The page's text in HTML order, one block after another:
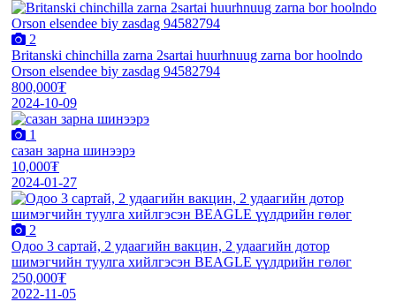
2
Britanski chinchilla zarna 2sartai huurhnuug zarna bor hoolndo
Orson elsendee biy zasdag 94582794
800,000₮
2024-10-09
1
сазан зарна шинээрэ
10,000₮
2024-01-27
2
Одоо 3 сартай, 2 удаагийн вакцин, 2 удаагийн дотор
шимэгчийн туулга хийлгэсэн BEAGLE үүлдрийн гөлөг
250,000₮
2022-11-05